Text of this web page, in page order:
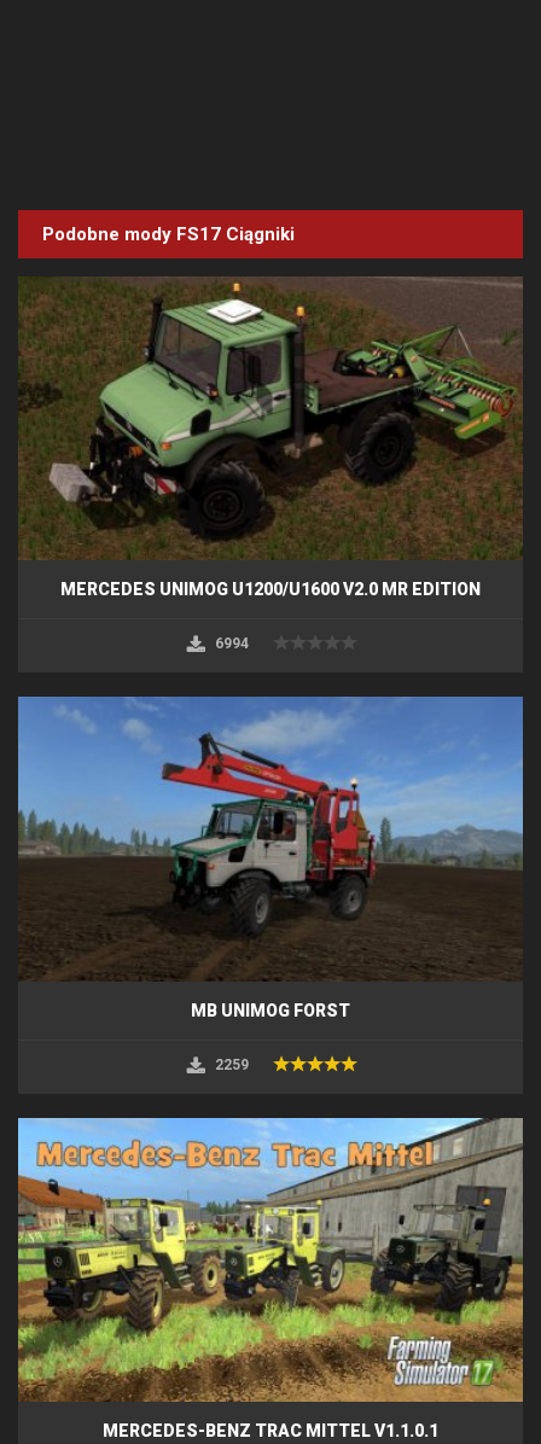
Podobne mody FS17 Ciągniki
MERCEDES UNIMOG U1200/U1600 V2.0 MR EDITION
6994
MB UNIMOG FORST
2259
MERCEDES-BENZ TRAC MITTEL V1.1.0.1